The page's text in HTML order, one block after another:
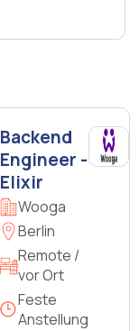
Backend
Engineer -
Elixir
Wooga
Berlin
Remote /
vor Ort
Feste
Anstellung